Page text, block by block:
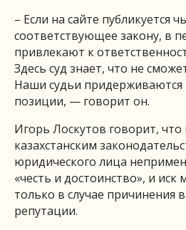
– Если на сайте публикуется
соответствующее закону, в
привлекают к
Здесь суд знает, что не
Наши судьи придерживаются
позиции, — говорит он.
Игорь Лоскутов говорит, что
казахстанским
юридического лица
«честь и достоинство», и
только в случае причинения
репутации.